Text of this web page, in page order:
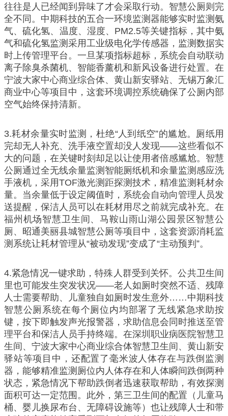
往往是人已经闻到异味了才会采取行动。智慧公厕则完
全不同。中期科技的五合一环境监测器能够实时监测氨
气、硫化氢、温度、湿度、PM2.5等关键指标，其中氨
气和硫化氢监测采用工业级电化学传感器，监测数据实
时上传管理平台。一旦某项指标超标，系统会自动联动
离子除臭杀菌机、智能香薰机和新风设备进行处置。在
宁波大家中心商业综合体、黄山新安驿站、无锡万象汇
商业中心等项目中，这套环境调控系统确保了公厕内部
空气始终保持清新。
3.耗材余量实时监测，杜绝“人到纸空”的尴尬。厕纸用
完却无人补充、洗手液空置却没人发现——这些看似不
大的问题，在关键时刻却足以让使用者倍感尴尬。智慧
公厕通过全无线余量监测智能厕纸机和余量监测感应洗
手液机，采用TOF激光测距探测技术，精准监测耗材余
量。当余量低于设定阈值时，系统会自动向管理人员发
送提醒，保洁人员可以在耗材用尽之前就完成补充。在
福州机场智慧卫生间、马鞍山雨山湖公园景区智慧公
厕、昭通美丽县城智慧公厕等项目中，这套资源消耗监
测系统让耗材管理从“被动发现”变成了“主动预判”。
4.紧急情况一键求助，特殊人群受到关怀。公共卫生间
里也可能发生突发状况——老人如厕时突然不适、残障
人士需要帮助、儿童独自如厕时发生意外……中期科技
智慧公厕系统在每个厕位内均部署了无线紧急求助按
键，按下即触发声光报警器，求助信息会同时推送至管
理平台和保洁人员手持终端。在深圳职业病医院智慧卫
生间、宁波大家中心商业综合体智慧卫生间、黄山新安
驿站等项目中，还配置了毫米波人体存在与跌倒监测
器，能够精准监测厕位内人体存在和人体瞬间跌倒两种
状态，紧急情况下帮助跌倒者迅速获取帮助，有效探测
面积可达一定范围。此外，第三卫生间的配置（儿童马
桶、婴儿换尿布台、无障碍设施等）也让残障人士和带